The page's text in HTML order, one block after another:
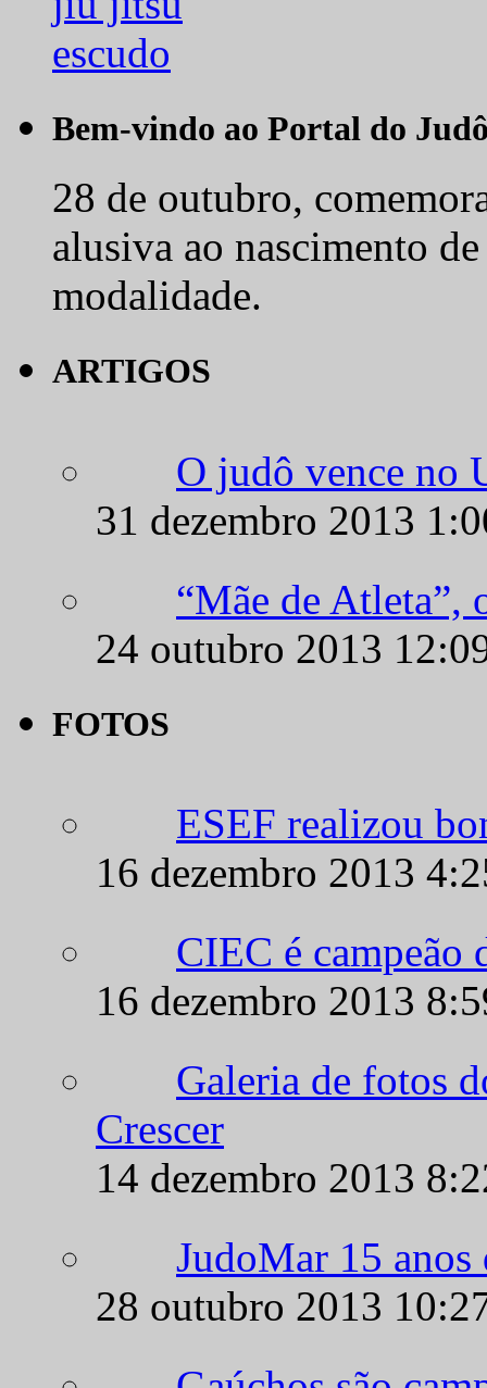
Bem-vindo ao Portal do
28 de outubro,
modalidade.
ARTIGOS
O judô vence no
“Mãe de Atleta”,
FOTOS
CIEC é campeão
Galeria de fotos
14 dezembro 2013
JudoMar 15
Gaúchos são